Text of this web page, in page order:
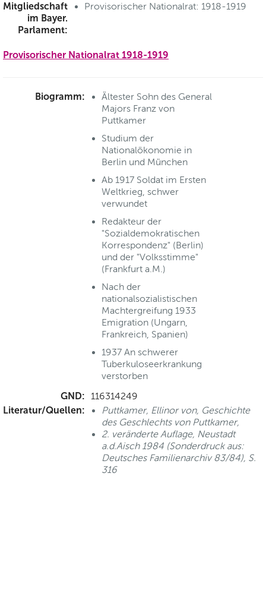
Mitgliedschaft
im Bayer.
Parlament:
Provisorischer Nationalrat: 1918-1919
Provisorischer Nationalrat 1918-1919
Biogramm:
Ältester Sohn des General
Majors Franz von
Puttkamer
Studium der
Nationalökonomie in
Berlin und München
Ab 1917 Soldat im Ersten
Weltkrieg, schwer
verwundet
Redakteur der
"Sozialdemokratischen
Korrespondenz" (Berlin)
und der "Volksstimme"
(Frankfurt a.M.)
Nach der
nationalsozialistischen
Machtergreifung 1933
Emigration (Ungarn,
Frankreich, Spanien)
1937 An schwerer
Tuberkuloseerkrankung
verstorben
GND: 116314249
Literatur/Quellen:
Puttkamer, Ellinor von, Geschichte
des Geschlechts von Puttkamer,
2. veränderte Auflage, Neustadt
a.d.Aisch 1984 (Sonderdruck aus:
Deutsches Familienarchiv 83/84), S.
316